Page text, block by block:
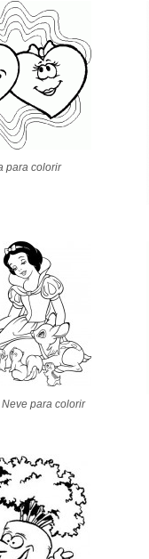
para colorir
para colorir